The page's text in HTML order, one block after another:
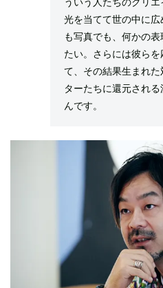
光を当てて世の中に
も写真でも、何かの
たい。さらには彼ら
て、その結果生まれ
ターたちに還元され
んです。